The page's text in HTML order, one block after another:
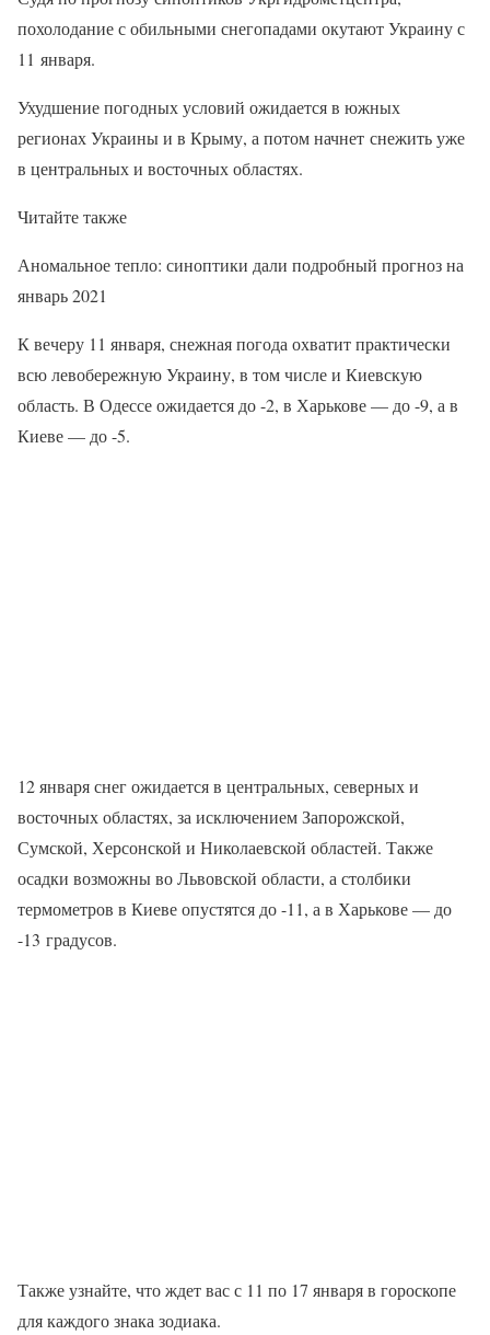
похолодание с обильными снегопадами окутают Украину с
11 января.
Ухудшение погодных условий ожидается в южных
регионах Украины и в Крыму, а потом начнет снежить уже
в центральных и восточных областях.
Читайте также
Аномальное тепло: синоптики дали подробный прогноз на
январь 2021
К вечеру 11 января, снежная погода охватит практически
всю левобережную Украину, в том числе и Киевскую
область. В Одессе ожидается до -2, в Харькове — до -9, а в
Киеве — до -5.
12 января снег ожидается в центральных, северных и
восточных областях, за исключением Запорожской,
Сумской, Херсонской и Николаевской областей. Также
осадки возможны во Львовской области, а столбики
термометров в Киеве опустятся до -11, а в Харькове — до
-13 градусов.
Также узнайте, что ждет вас с 11 по 17 января в гороскопе
для каждого знака зодиака.